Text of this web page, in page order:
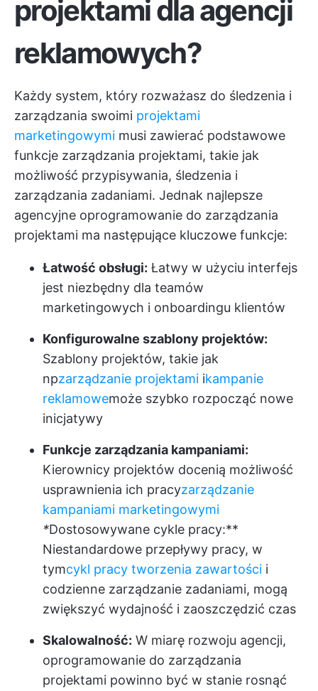
projektami dla agencji
reklamowych?
Każdy system, który rozważasz do śledzenia i
zarządzania swoimi projektami
marketingowymi musi zawierać podstawowe
funkcje zarządzania projektami, takie jak
możliwość przypisywania, śledzenia i
zarządzania zadaniami. Jednak najlepsze
agencyjne oprogramowanie do zarządzania
projektami ma następujące kluczowe funkcje:
Łatwość obsługi: Łatwy w użyciu interfejs
jest niezbędny dla teamów
marketingowych i onboardingu klientów
Konfigurowalne szablony projektów:
Szablony projektów, takie jak
npzarządzanie projektami ikampanie
reklamowemoże szybko rozpocząć nowe
inicjatywy
Funkcje zarządzania kampaniami:
Kierownicy projektów docenią możliwość
usprawnienia ich pracyzarządzanie
kampaniami marketingowymi
*Dostosowywane cykle pracy:**
Niestandardowe przepływy pracy, w
tymcykl pracy tworzenia zawartości i
codzienne zarządzanie zadaniami, mogą
zwiększyć wydajność i zaoszczędzić czas
Skalowalność: W miarę rozwoju agencji,
oprogramowanie do zarządzania
projektami powinno być w stanie rosnąć